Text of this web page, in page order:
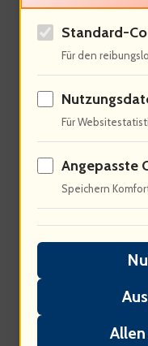
Die
mit den
Bindungen
verstand es,
Standard-
Für den
Für
Angepasste
Speichern